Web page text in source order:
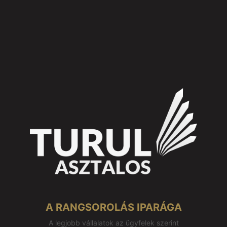
A RANGSOROLÁS IPARÁGA
A legjobb vállalatok az ügyfelek szerint